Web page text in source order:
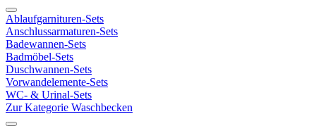
Ablaufgarnituren-Sets
Anschlussarmaturen-Sets
Badewannen-Sets
Badmöbel-Sets
Duschwannen-Sets
Vorwandelemente-Sets
WC- & Urinal-Sets
Zur Kategorie Waschbecken